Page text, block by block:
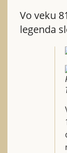
Vo veku
legenda